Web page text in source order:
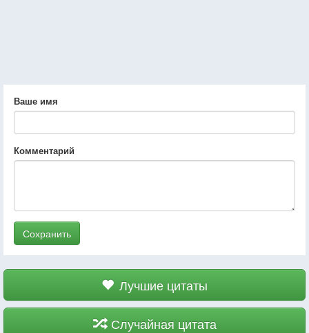
Ваше имя
Комментарий
Сохранить
Лучшие цитаты
Случайная цитата